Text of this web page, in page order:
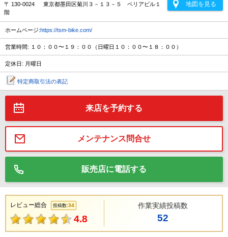
〒 130-0024 東京都墨田区菊川３－１３－５ ペリアビル１
階
地図を見る
ホームページ:https://tsm-bike.com/
営業時間: １０：００〜１９：００（日曜日１０：００〜１８：００）
定休日: 月曜日
特定商取引法の表記
来店を予約する
メンテナンス問合せ
販売店に電話する
レビュー総合 投稿数:34
4.8
作業実績投稿数
52